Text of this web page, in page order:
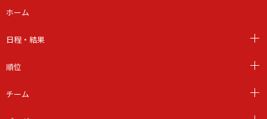
ホーム
日程・結果
順位
チーム